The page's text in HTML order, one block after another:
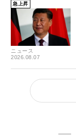
急上昇
ニュース
2026.08.07